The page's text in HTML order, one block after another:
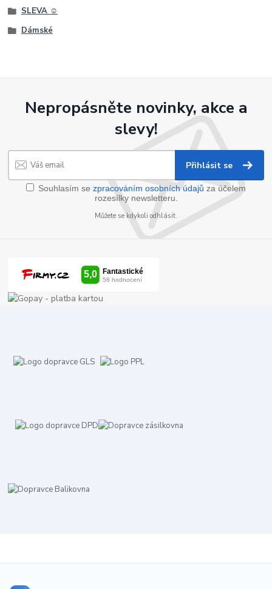
SLEVA ☺
Dámské
Nepropásněte novinky, akce a
slevy!
Přihlásit se
Souhlasím se zpracováním osobních údajů za účelem
rozesílky newsletteru.
Můžete se kdykoli odhlásit.